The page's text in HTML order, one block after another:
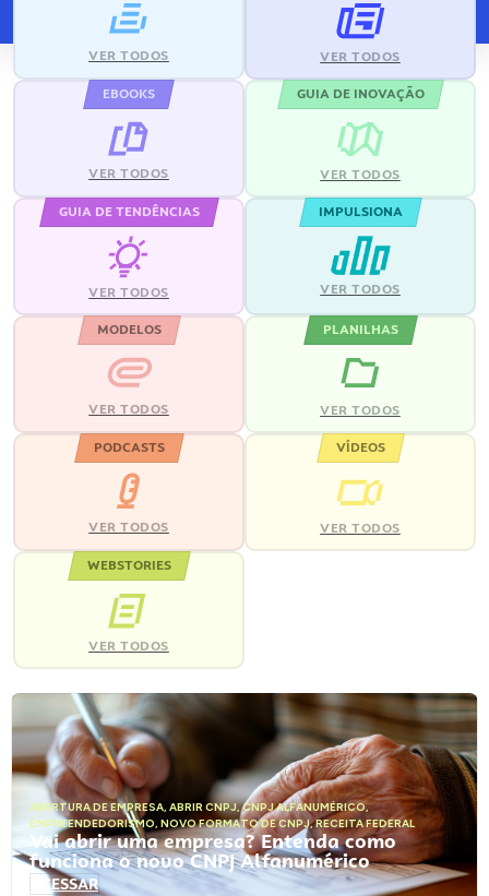
VER TODOS VER TODOS
EBOOKS
VER TODOS
GUIA DE INOVAÇÃO
VER TODOS
GUIA DE TENDÊNCIAS
VER TODOS
IMPULSIONA
VER TODOS
MODELOS
VER TODOS
PLANILHAS
VER TODOS
PODCASTS
VER TODOS
VÍDEOS
VER TODOS
WEBSTORIES
VER TODOS
ABERTURA DE EMPRESA, ABRIR CNPJ,CNPJ ALFANUMÉRICO,
EMPREENDEDORISMO, NOVO FORMATO DE CNPJ,RECEITA FEDERAL
Vai abrir uma empresa? Entenda como
funciona o novo CNPJ Alfanumérico
ACESSAR